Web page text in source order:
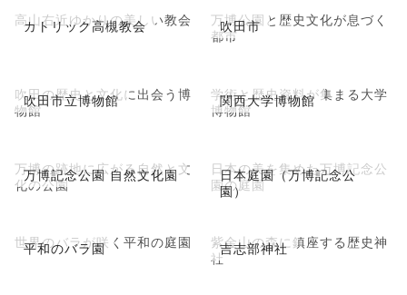
カトリック高槻教会
高山右近ゆかりの美しい教会 吹田市
万博公園と歴史文化が息づく
都市
吹田市立博物館
吹田の歴史と文化に出会う博
物館
関西大学博物館
学術と歴史資料が集まる大学
博物館
万博記念公園 自然文化園
万博の跡地に広がる自然と文
化の公園
日本庭園（万博記念公
園）
日本の美を集めた万博記念公
園の庭園
平和のバラ園
世界のバラが咲く平和の庭園 吉志部神社
紫金山の森に鎮座する歴史神
社